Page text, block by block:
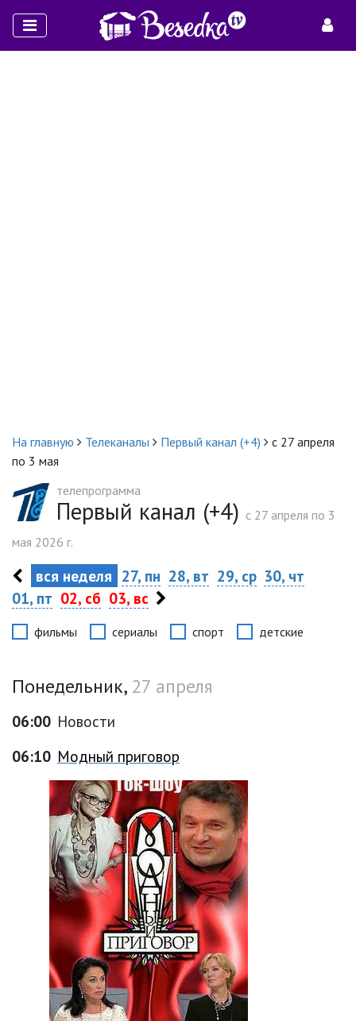
На главную Телеканалы Первый канал (+4)
с 27 апреля
по 3 мая
телепрограмма
Первый канал (+4) c 27 апреля по 3
мая 2026 г.
вся неделя 27, пн 28, вт 29, ср 30, чт
01, пт 02, сб 03, вс
фильмы сериалы спорт детские
Понедельник, 27 апреля
06:00 Новости
06:10 Модный приговор